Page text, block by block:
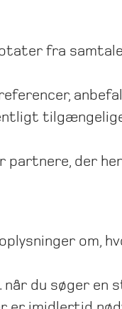
fra
partnere, der
om,
når du søger